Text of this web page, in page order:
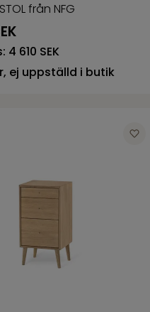
från NFG
4 610 SEK
ej uppställd i butik